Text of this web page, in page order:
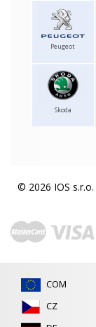
Peugeot
Skoda
© 2026 IOS s.r.o.
COM
CZ